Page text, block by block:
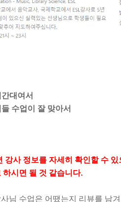
대여서
수업이 잘 맞아서
강사 정보를 자세히 확인할 수 있
시면 될 것 같습니다.
님 수업은 어땠는지 리뷰를 남